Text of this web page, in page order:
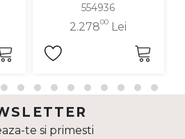
554936
2.27800 Lei
te si primesti